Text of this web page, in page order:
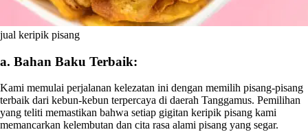
jual keripik pisang
a. Bahan Baku Terbaik:
Kami memulai perjalanan kelezatan ini dengan memilih pisang-pisang
terbaik dari kebun-kebun terpercaya di daerah Tanggamus. Pemilihan
yang teliti memastikan bahwa setiap gigitan keripik pisang kami
memancarkan kelembutan dan cita rasa alami pisang yang segar.